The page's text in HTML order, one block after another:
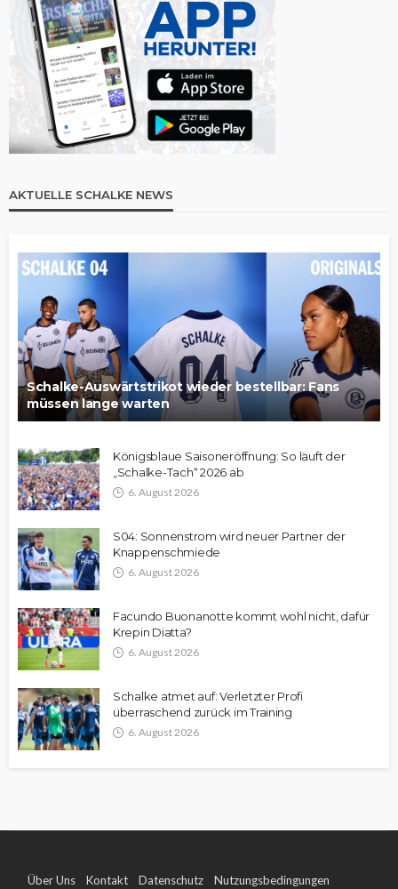
AKTUELLE SCHALKE NEWS
Schalke-Auswärtstrikot wieder bestellbar: Fans
müssen lange warten
Königsblaue Saisoneröffnung: So läuft der
„Schalke-Tach“ 2026 ab
6. August 2026
S04: Sonnenstrom wird neuer Partner der
Knappenschmiede
6. August 2026
Facundo Buonanotte kommt wohl nicht, dafür
Krepin Diatta?
6. August 2026
Schalke atmet auf: Verletzter Profi
überraschend zurück im Training
6. August 2026
Über Uns Kontakt Datenschutz Nutzungsbedingungen